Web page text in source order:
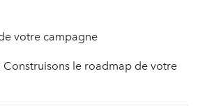
votre campagne
Construisons le roadmap de votre